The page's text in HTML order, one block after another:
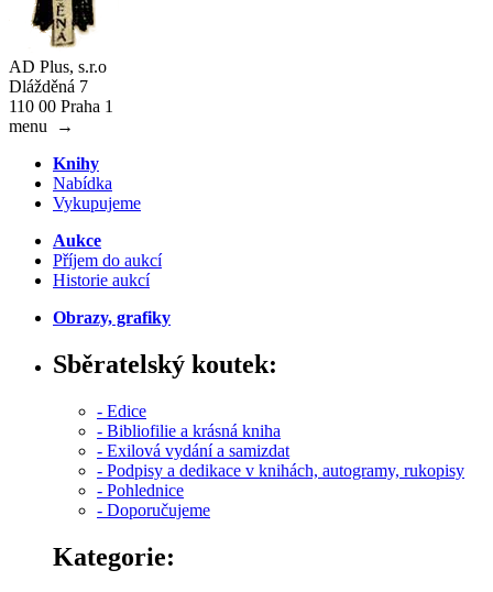
AD Plus, s.r.o
Dlážděná 7
110 00 Praha 1
menu
→
Knihy
Nabídka
Vykupujeme
Aukce
Příjem do aukcí
Historie aukcí
Obrazy, grafiky
Sběratelský koutek:
- Edice
- Bibliofilie a krásná kniha
- Exilová vydání a samizdat
- Podpisy a dedikace v knihách, autogramy, rukopisy
- Pohlednice
- Doporučujeme
Kategorie: